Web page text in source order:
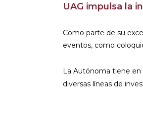
UAG impulsa la
Como parte de su
eventos, como
La Autónoma tiene en
diversas líneas de